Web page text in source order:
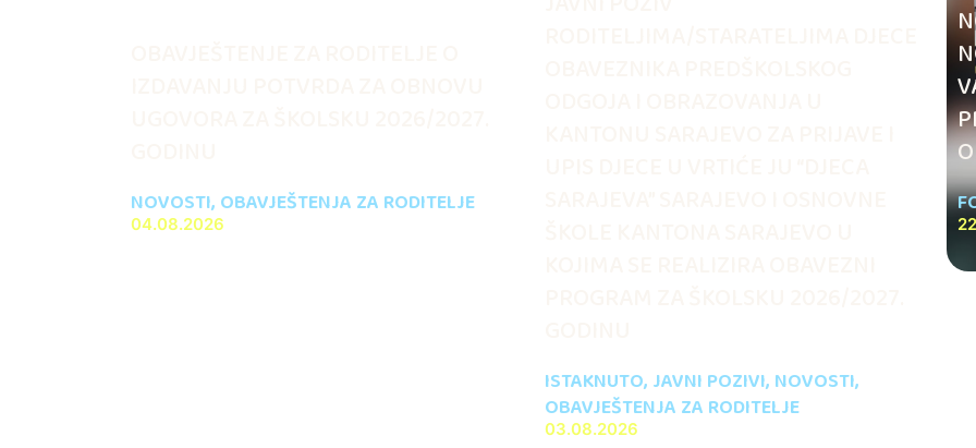
NOVOSTI, OBAVJEŠTENJA ZA RODITELJE
04.08.2026
ISTAKNUTO, JAVNI POZIVI, NOVOSTI,
OBAVJEŠTENJA ZA RODITELJE
03.08.2026